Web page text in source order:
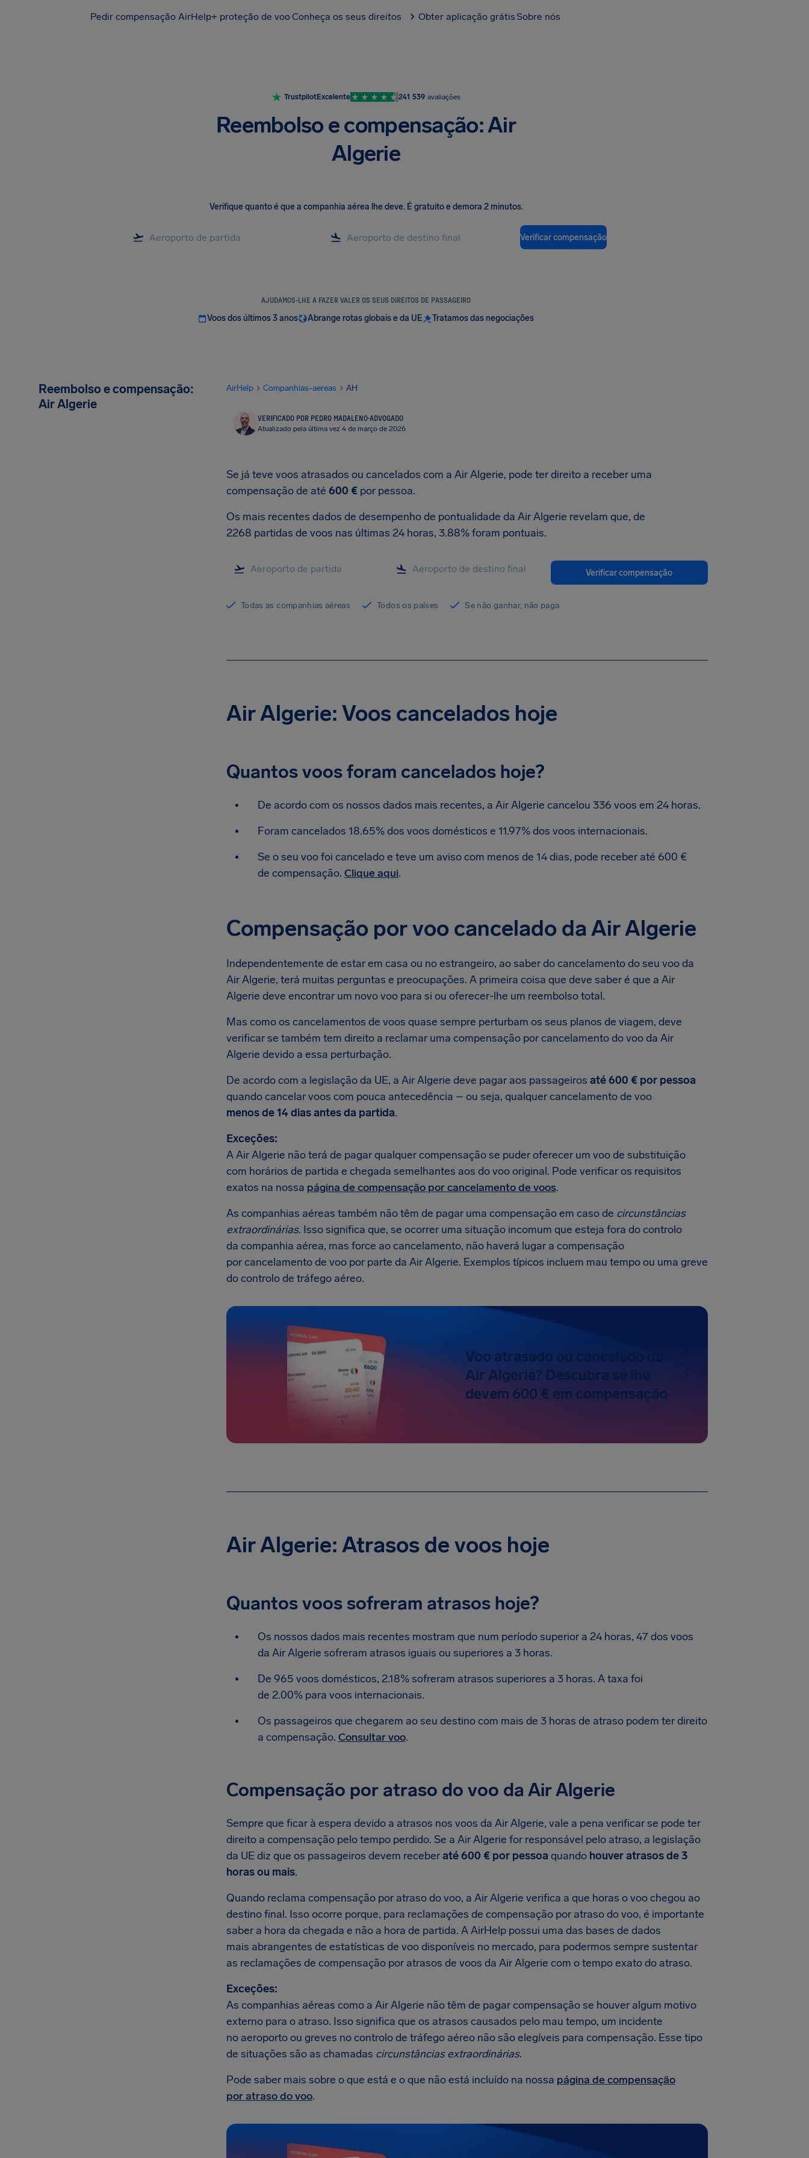
Pedir compensação AirHelp+ proteção de vooConheça os seus direitos Obter aplicação grátisSobre nós
TrustpilotExcelente 241 539 avaliações
Reembolso e compensação: Air
Algerie
Verifique quanto é que a companhia aérea lhe deve. É gratuito e demora 2 minutos.
Verificar compensação
AJUDAMOS-LHE A FAZER VALER OS SEUS DIREITOS DE PASSAGEIRO
Voos dos últimos 3 anos Abrange rotas globais e da UE Tratamos das negociações
Reembolso e compensação:
Air Algerie
AirHelp Companhias-aereas AH
VERIFICADO POR PEDRO MADALENO·ADVOGADO
Atualizado pela última vez 4 de março de 2026
Se já teve voos atrasados ou cancelados com a Air Algerie, pode ter direito a receber uma
compensação de até 600 € por pessoa.
Os mais recentes dados de desempenho de pontualidade da Air Algerie revelam que, de
2268 partidas de voos nas últimas 24 horas, 3.88% foram pontuais.
Verificar compensação
Todas as companhias aéreas Todos os países Se não ganhar, não paga
Air Algerie: Voos cancelados hoje
Quantos voos foram cancelados hoje?
De acordo com os nossos dados mais recentes, a Air Algerie cancelou 336 voos em 24 horas.
Foram cancelados 18.65% dos voos domésticos e 11.97% dos voos internacionais.
Se o seu voo foi cancelado e teve um aviso com menos de 14 dias, pode receber até 600 €
de compensação. Clique aqui.
Compensação por voo cancelado da Air Algerie
Independentemente de estar em casa ou no estrangeiro, ao saber do cancelamento do seu voo da
Air Algerie, terá muitas perguntas e preocupações. A primeira coisa que deve saber é que a Air
Algerie deve encontrar um novo voo para si ou oferecer-lhe um reembolso total.
Mas como os cancelamentos de voos quase sempre perturbam os seus planos de viagem, deve
verificar se também tem direito a reclamar uma compensação por cancelamento do voo da Air
Algerie devido a essa perturbação.
De acordo com a legislação da UE, a Air Algerie deve pagar aos passageiros até 600 € por pessoa
quando cancelar voos com pouca antecedência – ou seja, qualquer cancelamento de voo
menos de 14 dias antes da partida.
Exceções:
A Air Algerie não terá de pagar qualquer compensação se puder oferecer um voo de substituição
com horários de partida e chegada semelhantes aos do voo original. Pode verificar os requisitos
exatos na nossa página de compensação por cancelamento de voos.
As companhias aéreas também não têm de pagar uma compensação em caso de circunstâncias
extraordinárias. Isso significa que, se ocorrer uma situação incomum que esteja fora do controlo
da companhia aérea, mas force ao cancelamento, não haverá lugar a compensação
por cancelamento de voo por parte da Air Algerie. Exemplos típicos incluem mau tempo ou uma greve
do controlo de tráfego aéreo.
Voo atrasado ou cancelado da
Air Algerie? Descubra se lhe
devem 600 € em compensação
Air Algerie: Atrasos de voos hoje
Quantos voos sofreram atrasos hoje?
Os nossos dados mais recentes mostram que num período superior a 24 horas, 47 dos voos
da Air Algerie sofreram atrasos iguais ou superiores a 3 horas.
De 965 voos domésticos, 2.18% sofreram atrasos superiores a 3 horas. A taxa foi
de 2.00% para voos internacionais.
Os passageiros que chegarem ao seu destino com mais de 3 horas de atraso podem ter direito
a compensação. Consultar voo.
Compensação por atraso do voo da Air Algerie
Sempre que ficar à espera devido a atrasos nos voos da Air Algerie, vale a pena verificar se pode ter
direito a compensação pelo tempo perdido. Se a Air Algerie for responsável pelo atraso, a legislação
da UE diz que os passageiros devem receberaté 600 € por pessoa quando houver atrasos de 3
horas ou mais.
Quando reclama compensação por atraso do voo, a Air Algerie verifica a que horas o voo chegou ao
destino final. Isso ocorre porque, para reclamações de compensação por atraso do voo, é importante
saber a hora da chegada e não a hora de partida. A AirHelp possui uma das bases de dados
mais abrangentes de estatísticas de voo disponíveis no mercado, para podermos sempre sustentar
as reclamações de compensação por atrasos de voos da Air Algerie com o tempo exato do atraso.
Exceções:
As companhias aéreas como a Air Algerie não têm de pagar compensação se houver algum motivo
externo para o atraso. Isso significa que os atrasos causados pelo mau tempo, um incidente
no aeroporto ou greves no controlo de tráfego aéreo não são elegíveis para compensação. Esse tipo
de situações são as chamadas circunstâncias extraordinárias.
Pode saber mais sobre o que está e o que não está incluído na nossa página de compensação
por atraso do voo.